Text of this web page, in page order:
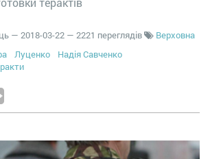
— 2018-03-22 — 2221 переглядів
Верховна
Луценко
Надія Савченко